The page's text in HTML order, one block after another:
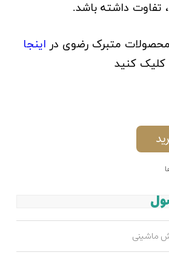
تفاوت داشته باشد.
متبرک رضوی در اینجا
کلیک کنید
ماشینی